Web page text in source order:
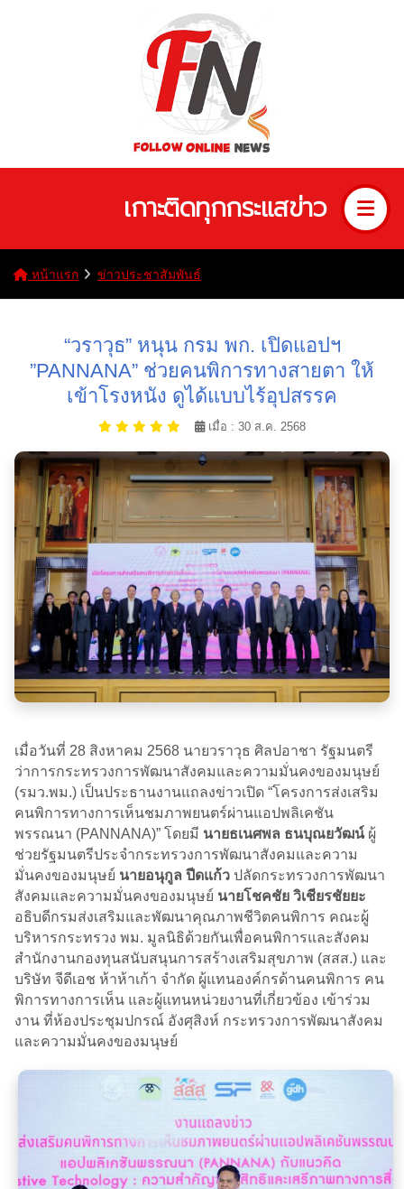
เกาะติดทุกกระแสข่าว
หน้าแรก ข่าวประชาสัมพันธ์
“วราวุธ” หนุน กรม พก. เปิดแอปฯ
”PANNANA” ช่วยคนพิการทางสายตา ให้
เข้าโรงหนัง ดูได้แบบไร้อุปสรรค
เมื่อ : 30 ส.ค. 2568
เมื่อวันที่ 28 สิงหาคม 2568 นายวราวุธ ศิลปอาชา รัฐมนตรี
ว่าการกระทรวงการพัฒนาสังคมและความมั่นคงของมนุษย์
(รมว.พม.) เป็นประธานงานแถลงข่าวเปิด “โครงการส่งเสริม
คนพิการทางการเห็นชมภาพยนตร์ผ่านแอปพลิเคชัน
พรรณนา (PANNANA)” โดยมี นายธเนศพล ธนบุณยวัฒน์ผู้
ช่วยรัฐมนตรีประจำกระทรวงการพัฒนาสังคมและความ
มั่นคงของมนุษย์ นายอนุกูล ปีดแก้ว ปลัดกระทรวงการพัฒนา
สังคมและความมั่นคงของมนุษย์ นายโชคชัย วิเชียรชัยยะ
อธิบดีกรมส่งเสริมและพัฒนาคุณภาพชีวิตคนพิการ คณะผู้
บริหารกระทรวง พม. มูลนิธิด้วยกันเพื่อคนพิการและสังคม
สำนักงานกองทุนสนับสนุนการสร้างเสริมสุขภาพ (สสส.) และ
บริษัท จีดีเอช ห้าห้าเก้า จำกัด ผู้แทนองค์กรด้านคนพิการ คน
พิการทางการเห็น และผู้แทนหน่วยงานที่เกี่ยวข้อง เข้าร่วม
งาน ที่ห้องประชุมปกรณ์ อังศุสิงห์ กระทรวงการพัฒนาสังคม
และความมั่นคงของมนุษย์